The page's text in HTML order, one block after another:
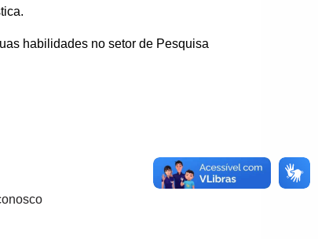
habilidades no setor de Pesquisa